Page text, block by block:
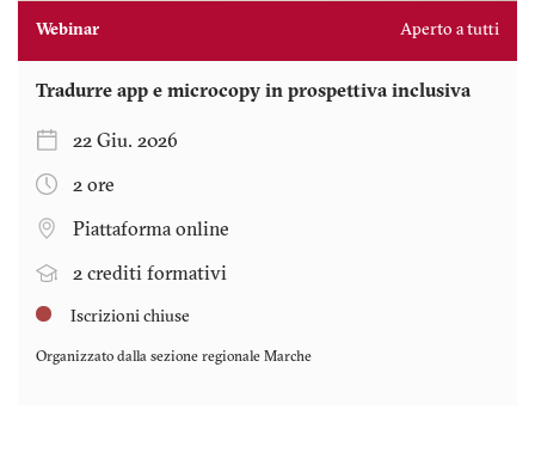
Webinar Aperto a tutti
Tradurre app e microcopy in prospettiva inclusiva
22 Giu. 2026
2 ore
Piattaforma online
2 crediti formativi
Iscrizioni chiuse
Organizzato dalla sezione regionale Marche